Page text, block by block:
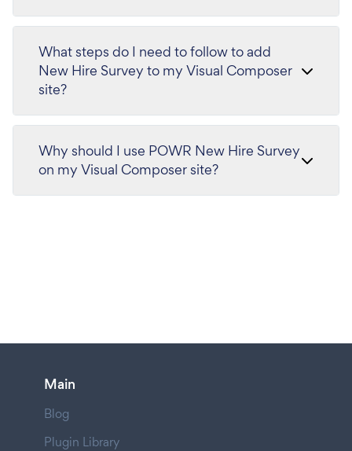
What steps do I need to follow to add
New Hire Survey to my Visual Composer
site?
Why should I use POWR New Hire Survey
on my Visual Composer site?
Main
Blog
Plugin Library